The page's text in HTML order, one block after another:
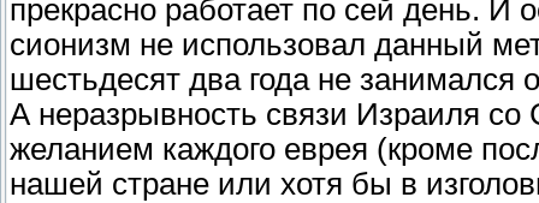
прекрасно работает по сей день. И
сионизм не использовал данный
шестьдесят два года не занимался
А неразрывность связи Израиля
желанием каждого еврея (кроме
нашей стране или хотя бы в